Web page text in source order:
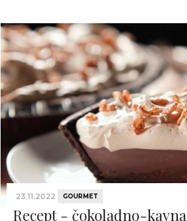
23.11.2022 GOURMET
Recept - čokoladno-kavna